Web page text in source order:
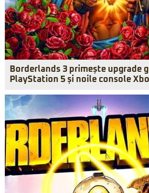
Borderlands 3 primește upgrade
PlayStation 5 și noile console